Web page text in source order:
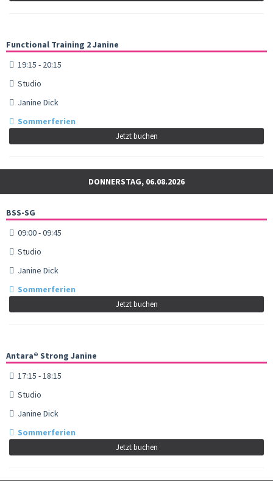
Functional Training 2 Janine
19:15 - 20:15
Studio
Janine Dick
Sommerferien
Jetzt buchen
DONNERSTAG, 06.08.2026
BSS-SG
09:00 - 09:45
Studio
Janine Dick
Sommerferien
Jetzt buchen
Antara® Strong Janine
17:15 - 18:15
Studio
Janine Dick
Sommerferien
Jetzt buchen